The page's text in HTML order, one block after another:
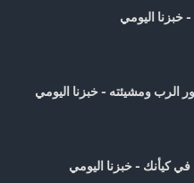
خبزنا اليومي
الرب ومشيئته - خبزنا اليومي
كيأنك - خبزنا اليومي